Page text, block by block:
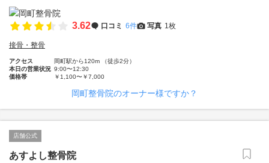
3.62 口コミ 6件 写真 1枚
接骨・整骨
アクセス
岡町駅から120m （徒歩2分）
本日の営業状況 9:00〜12:30
価格帯
￥1,100〜￥7,000
岡町整骨院のオーナー様ですか？
店舗公式
あすよし整骨院